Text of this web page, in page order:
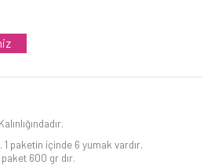
paketin içinde 6 yumak vardır.
600 gr dır.